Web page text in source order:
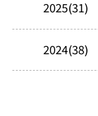
2025(31)
2024(38)